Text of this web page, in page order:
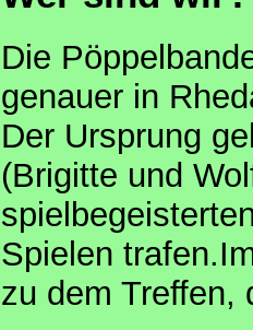
Die
genauer in
Der Ursprung
(Brigitte und
Spielen
zu dem Treffen,